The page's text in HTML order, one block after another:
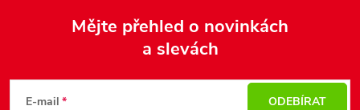
Mějte přehled o novinkách
a slevách
E-mail ODEBÍRAT